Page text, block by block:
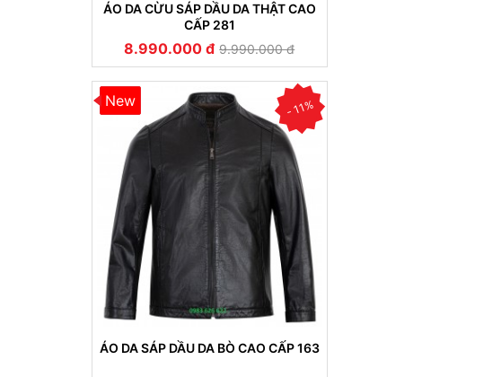
ÁO DA CỪU SÁP DẦU DA THẬT CAO
CẤP 281
8.990.000 đ 9.990.000 đ
New - 11%
ÁO DA SÁP DẦU DA BÒ CAO CẤP 163